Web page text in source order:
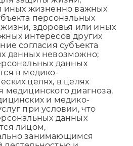
иных жизненно важных
персональных
здоровья или иных
интересов других
согласия субъекта
данных невозможно;
данных
в медико-
целях, в целях
медицинского диагноза,
и медико-
при условии, что
данных
лицом,
занимающимся